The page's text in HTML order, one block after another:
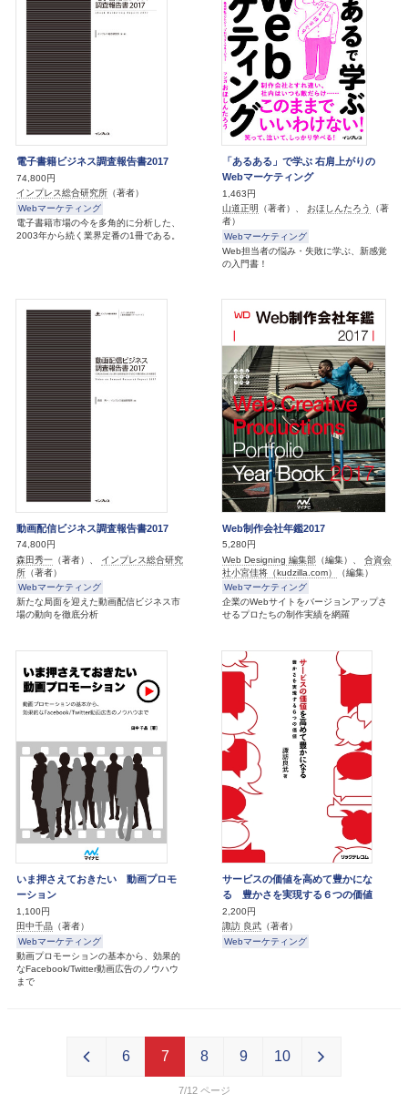
電子書籍ビジネス調査報告書2017
74,800円
インプレス総合研究所 （著者）
Webマーケティング
電子書籍市場の今を多角的に分析した、
2003年から続く業界定番の1冊である。
「あるある」で学ぶ 右肩上がりの
Webマーケティング
1,463円
山道正明 （著者）、 おほしんたろう
（著
者）
Webマーケティング
Web担当者の悩み・失敗に学ぶ、新感覚
の入門書！
動画配信ビジネス調査報告書2017
74,800円
森田秀一 （著者）、 インプレス総合研究
所 （著者）
Webマーケティング
新たな局面を迎えた動画配信ビジネス市
場の動向を徹底分析
Web制作会社年鑑2017
5,280円
Web Designing 編集部 （編集）、 合資会
社小宮佳将（kudzilla.com）
（編集）
Webマーケティング
企業のWebサイトをバージョンアップさ
せるプロたちの制作実績を網羅
いま押さえておきたい 動画プロモ
ーション
1,100円
田中千晶 （著者）
Webマーケティング
動画プロモーションの基本から、効果的
なFacebook/Twitter動画広告のノウハウ
まで
サービスの価値を高めて豊かにな
る 豊かさを実現する６つの価値
2,200円
諏訪 良武 （著者）
Webマーケティング
7/12
6 7 8 9 10